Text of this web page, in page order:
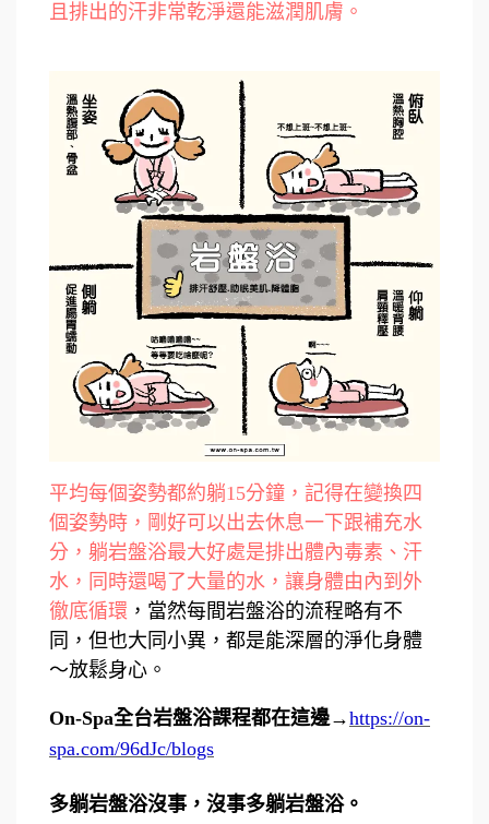
且排出的汗非常乾淨還能滋潤肌膚。
平均每個姿勢都約躺15分鐘，記得在變換四
個姿勢時，剛好可以出去休息一下跟補充水
分，躺岩盤浴最大好處是排出體內毒素、汗
水，同時還喝了大量的水，讓身體由內到外
徹底循環 ，當然每間岩盤浴的流程略有不
同，但也大同小異，都是能深層的淨化身體
～放鬆身心。
On-Spa全台岩盤浴課程都在這邊→https://on-
spa.com/96dJc/blogs
多躺岩盤浴沒事，沒事多躺岩盤浴。